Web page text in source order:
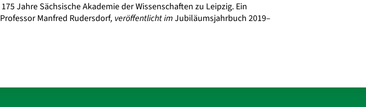
175 Jahre Sächsische Akademie der Wissenschaften zu Leipzig. Ein
Professor Manfred Rudersdorf, veröffentlicht imJubiläumsjahrbuch 2019–